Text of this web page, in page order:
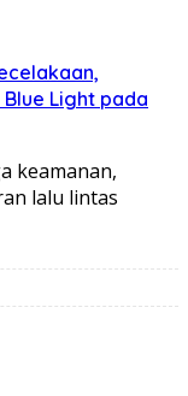
Light pada
keamanan,
lalu lintas